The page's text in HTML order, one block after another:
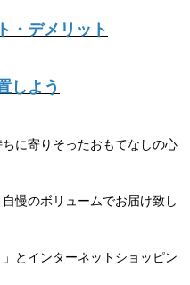
・デメリット
しよう
に寄りそったおもてなしの心
慢のボリュームでお届け致し
とインターネットショッピン